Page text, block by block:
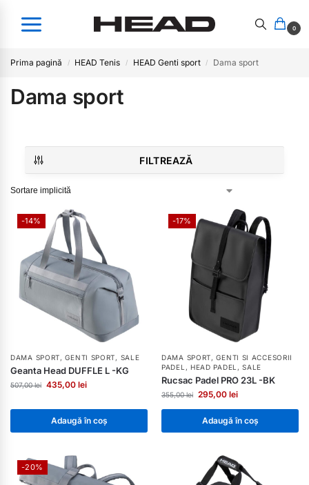
0
Prima pagină / HEAD Tenis / HEAD Genti sport / Dama sport
Dama sport
FILTREAZĂ
-14%
DAMA SPORT,GENTI SPORT, SALE
Geanta Head DUFFLE L -KG
507,00lei 435,00 lei
Adaugă în coș
-17%
DAMA SPORT,GENTI SI ACCESORII
PADEL , HEAD PADEL ,SALE
Rucsac Padel PRO 23L -BK
355,00lei 295,00 lei
Adaugă în coș
-20%